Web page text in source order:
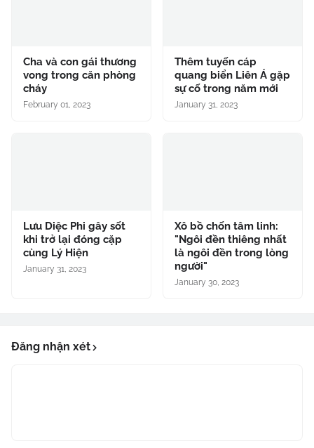
Cha và con gái thương
vong trong căn phòng
cháy
February 01, 2023
Thêm tuyến cáp
quang biển Liên Á gặp
sự cố trong năm mới
January 31, 2023
Lưu Diệc Phi gây sốt
khi trở lại đóng cặp
cùng Lý Hiện
January 31, 2023
Xô bồ chốn tâm linh:
"Ngôi đền thiêng nhất
là ngôi đền trong lòng
người"
January 30, 2023
Đăng nhận xét